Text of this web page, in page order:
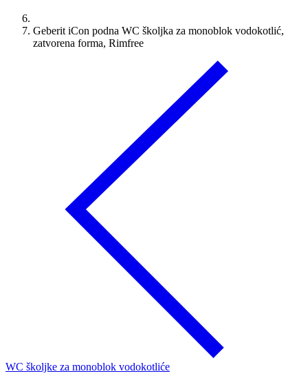
Geberit iCon podna WC školjka za monoblok vodokotlić,
zatvorena forma, Rimfree
WC školjke za monoblok vodokotliće